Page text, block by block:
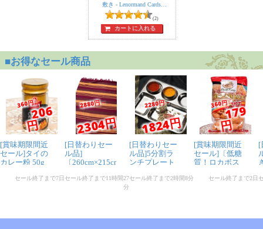
敷き - Lenormand Cards
Quick Reference Sheet
(2)
カートに入れる